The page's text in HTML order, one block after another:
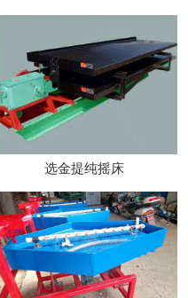
选金提纯摇床